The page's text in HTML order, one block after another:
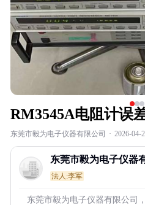
RM3545A电阻计误
东莞市毅为电子仪器有限公司 · 2026-04-
东莞市毅为电子仪器
法人:李军
东莞市毅为电子仪器有限公司